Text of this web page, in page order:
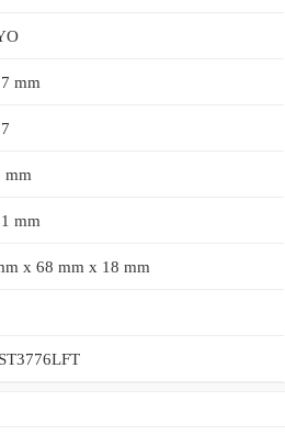
mm
mm
mm
x 68 mm x 18 mm